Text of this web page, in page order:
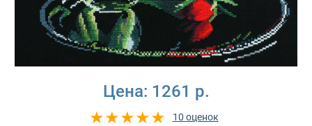
Цена: 1261 р.
10 оценок